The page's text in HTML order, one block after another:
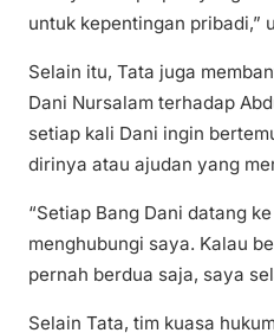
untuk kepentingan pribadi,”
Selain itu, Tata juga
Dani Nursalam terhadap
setiap kali Dani ingin
dirinya atau ajudan yang
“Setiap Bang Dani datang
menghubungi saya. Kalau
pernah berdua saja, saya
Selain Tata, tim kuasa